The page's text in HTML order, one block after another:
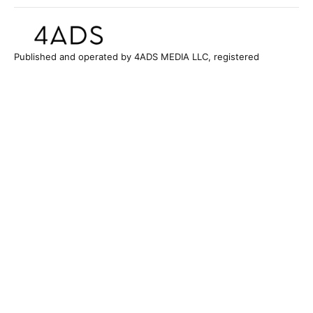
Published and operated by 4ADS MEDIA LLC, registered